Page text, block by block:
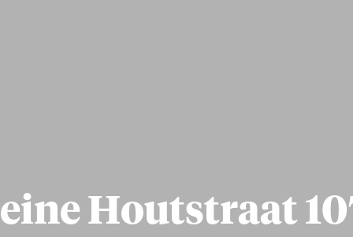
Houtstraat